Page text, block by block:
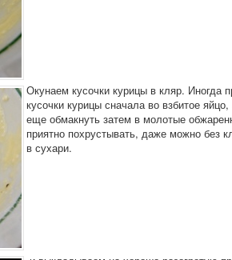
Окунаем кусочки курицы в кляр. Иногда
кусочки курицы сначала во взбитое
еще обмакнуть затем в молотые
приятно похрустывать, даже можно без
в сухари.